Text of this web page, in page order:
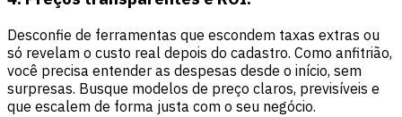
Desconfie de ferramentas que escondem taxas extras ou
só revelam o custo real depois do cadastro. Como anfitrião,
você precisa entender as despesas desde o início, sem
surpresas. Busque modelos de preço claros, previsíveis e
que escalem de forma justa com o seu negócio.